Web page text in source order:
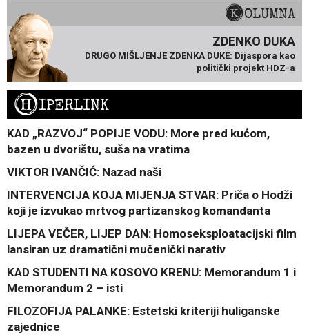
KOLUMNA
ZDENKO DUKA
DRUGO MIŠLJENJE ZDENKA DUKE: Dijaspora kao
politički projekt HDZ-a
HIPERLINK
KAD „RAZVOJ“ POPIJE VODU: More pred kućom,
bazen u dvorištu, suša na vratima
VIKTOR IVANČIĆ: Nazad naši
INTERVENCIJA KOJA MIJENJA STVAR: Priča o Hodži
koji je izvukao mrtvog partizanskog komandanta
LIJEPA VEČER, LIJEP DAN: Homoseksploatacijski film
lansiran uz dramatični mučenički narativ
KAD STUDENTI NA KOSOVO KRENU: Memorandum 1 i
Memorandum 2 – isti
FILOZOFIJA PALANKE: Estetski kriteriji huliganske
zajednice